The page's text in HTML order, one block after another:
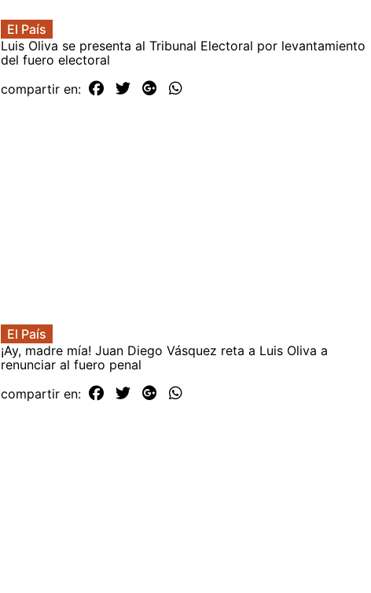
El País
Luis Oliva se presenta al Tribunal Electoral por levantamiento
del fuero electoral
compartir en:
El País
¡Ay, madre mía! Juan Diego Vásquez reta a Luis Oliva a
renunciar al fuero penal
compartir en: